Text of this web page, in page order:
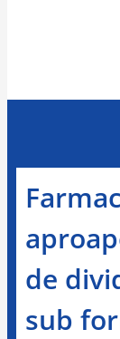
de
sub